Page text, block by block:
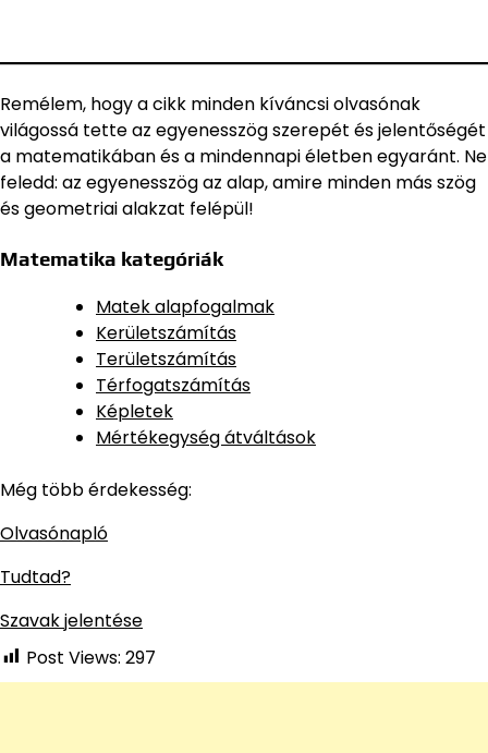
Remélem, hogy a cikk minden kíváncsi olvasónak
világossá tette az egyenesszög szerepét és jelentőségét
a matematikában és a mindennapi életben egyaránt. Ne
feledd: az egyenesszög az alap, amire minden más szög
és geometriai alakzat felépül!
Matematika kategóriák
Matek alapfogalmak
Kerületszámítás
Területszámítás
Térfogatszámítás
Képletek
Mértékegység átváltások
Még több érdekesség:
Olvasónapló
Tudtad?
Szavak jelentése
Post Views: 297